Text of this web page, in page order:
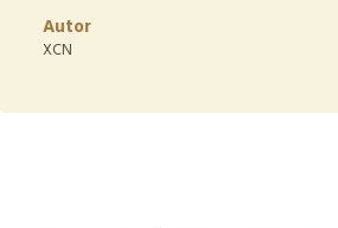
Autor
XCN